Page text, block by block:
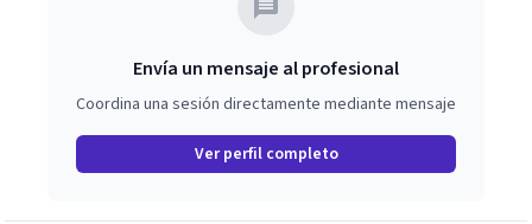
Envía un mensaje al profesional
Coordina una sesión directamente mediante mensaje
Ver perfil completo